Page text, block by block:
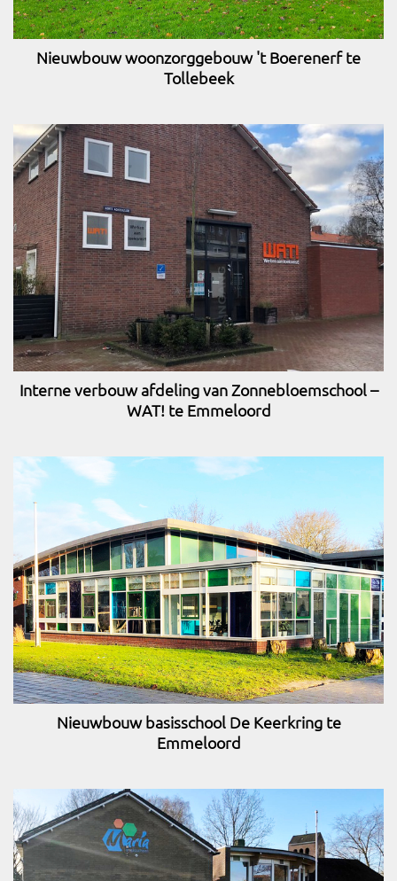
Nieuwbouw woonzorggebouw 't Boerenerf te
Tollebeek
Interne verbouw afdeling van Zonnebloemschool –
WAT! te Emmeloord
Nieuwbouw basisschool De Keerkring te
Emmeloord